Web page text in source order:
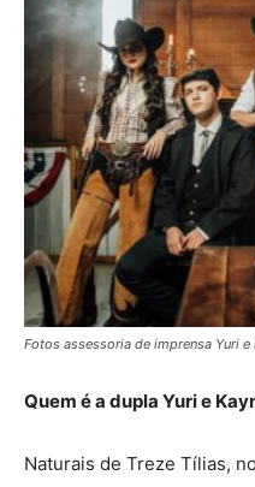
Fotos assessoria de imprensa Yuri e
Quem é a dupla Yuri e
Naturais de Treze Tílias,